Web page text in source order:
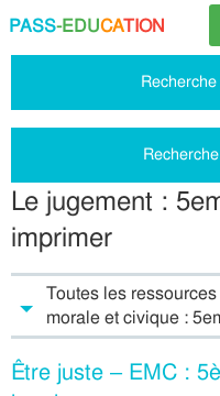
PASS-EDUCATION
Le jugement :
imprimer
Toutes les
morale et civique :
Être juste – EMC :